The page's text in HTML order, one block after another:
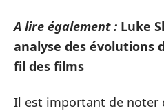
A lire également : Luke
analyse des évolutions
fil des films
Il est important de noter